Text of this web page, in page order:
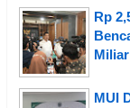
Rp
Miliar
MUI